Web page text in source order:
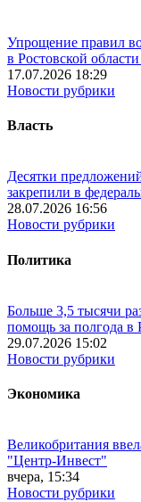
Упрощение правил
в Ростовской
17.07.2026 18:29
Новости рубрики
Власть
Десятки
закрепили в
28.07.2026 16:56
Новости рубрики
Политика
Больше 3,5 тысячи
помощь за полгода в
29.07.2026 15:02
Новости рубрики
Экономика
Великобритания
"Центр-Инвест"
вчера, 15:34
Новости рубрики